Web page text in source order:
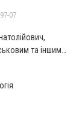
07
та іншим